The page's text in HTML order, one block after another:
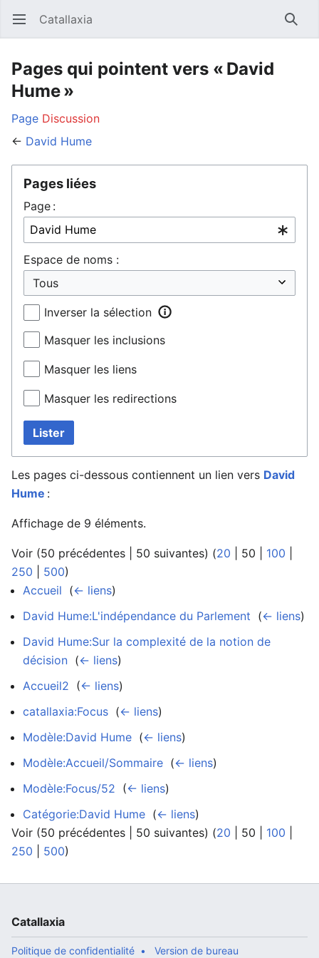
Ouvrir le menu principal Catallaxia
Pages qui pointent vers « David
Hume »
Page Discussion
← David Hume
Pages liées
Page :
Espace de noms :
Inverser la sélection
Masquer les inclusions
Masquer les liens
Masquer les redirections
Lister
Les pages ci-dessous contiennent un lien vers David
Hume :
Affichage de 9 éléments.
Voir (50 précédentes 50 suivantes) (20 50 100
250
500)
Accueil (← liens)
David Hume:L'indépendance du Parlement (← liens)
David Hume:Sur la complexité de la notion de
décision (← liens)
Accueil2 (← liens)
catallaxia:Focus (← liens)
Modèle:David Hume (← liens)
Modèle:Accueil/Sommaire (← liens)
Modèle:Focus/52 (← liens)
Catégorie:David Hume (← liens)
Voir (50 précédentes 50 suivantes) (20 50 100
250
500)
Catallaxia
Politique de confidentialité Version de bureau